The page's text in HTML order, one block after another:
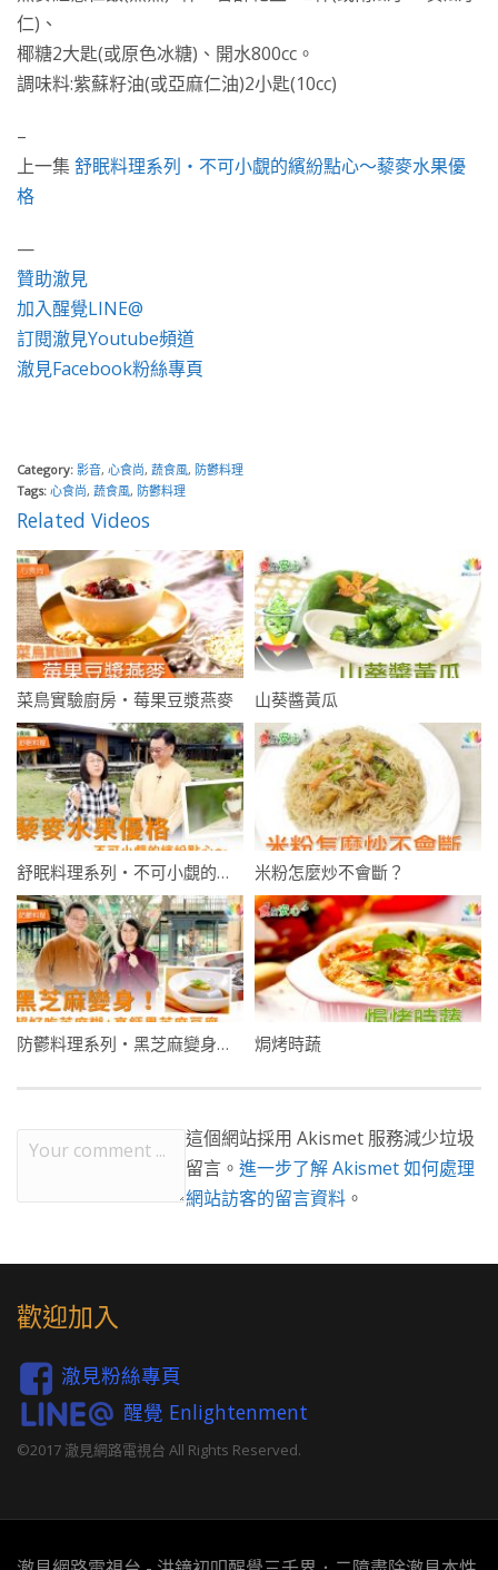
仁)、
椰糖2大匙(或原色冰糖)、開水800cc。
調味料:紫蘇籽油(或亞麻仁油)2小匙(10cc)
–
上一集舒眠料理系列・不可小覷的繽紛點心～藜麥水果優
格
—
贊助澈見
加入醒覺LINE@
訂閱澈見Youtube頻道
澈見Facebook粉絲專頁
Category: 影音, 心食尚, 蔬食風, 防鬱料理
Tags: 心食尚, 蔬食風, 防鬱料理
Related Videos
菜鳥實驗廚房・莓果豆漿燕麥 山葵醬黃瓜
舒眠料理系列・不可小覷的繽紛點心～藜麥水果優格 米粉怎麼炒不會斷？
防鬱料理系列・黑芝麻變身！核桃黑芝麻糊+高鈣芝麻豆腐～ 焗烤時蔬
這個網站採用 Akismet 服務減少垃圾
留言。 進一步了解 Akismet 如何處理
網站訪客的留言資料 。
歡迎加入
澈見粉絲專頁
醒覺 Enlightenment
©2017 澈見網路電視台 All Rights Reserved.